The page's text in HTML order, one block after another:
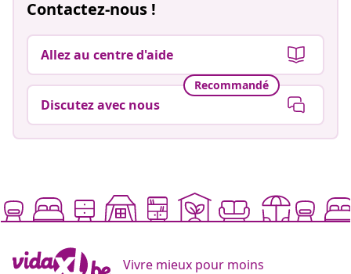
Contactez-nous !
Allez au centre d'aide
Recommandé
Discutez avec nous
Vivre mieux pour moins